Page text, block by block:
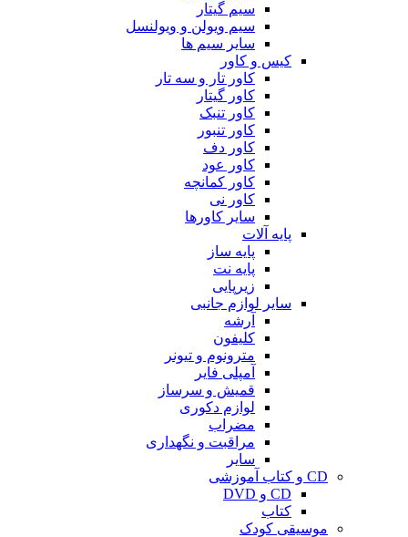
سیم گیتار
سیم ویولن و ویولنسل
سایر سیم ها
کیس و کاور
کاور تار و سه تار
کاور گیتار
کاور تنبک
کاور تنبور
کاور دف
کاور عود
کاور کمانچه
کاور نی
سایر کاورها
پایه آلات
پایه ساز
پایه نت
زیرپایی
سایر لوازم جانبی
آرشه
کلیفون
مترونوم و تیونر
آمپلی فایر
قمیش و سرساز
لوازم دکوری
مضراب
مراقبت و نگهداری
سایر
CD و کتاب آموزشی
CD و DVD
کتاب
موسیقی کودک